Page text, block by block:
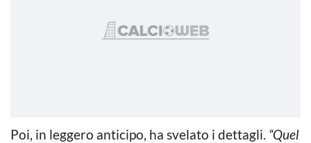
Poi, in leggero anticipo, ha svelato i dettagli. “Quel